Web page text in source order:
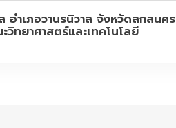
อำเภอวานรนิวาส จังหวัดสกลนคร
ทยาศาสตร์และเทคโนโลยี